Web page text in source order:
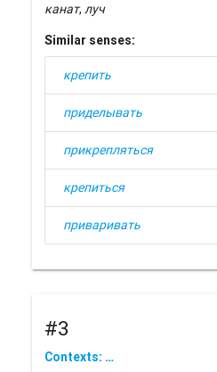
канат,луч
Similar senses:
крепить
приделывать
прикрепляться
крепиться
приваривать
#3
Contexts: …